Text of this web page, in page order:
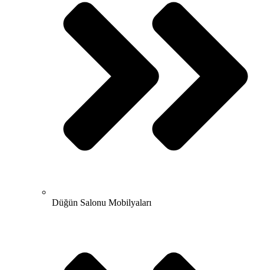
Düğün Salonu Mobilyaları